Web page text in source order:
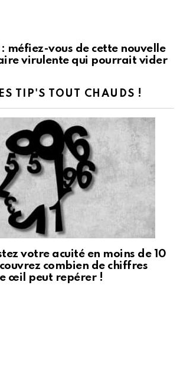
méfiez-vous de cette nouvelle
virulente qui pourrait vider
TIP'S TOUT CHAUDS !
votre acuité en moins de 10
combien de chiffres
œil peut repérer !